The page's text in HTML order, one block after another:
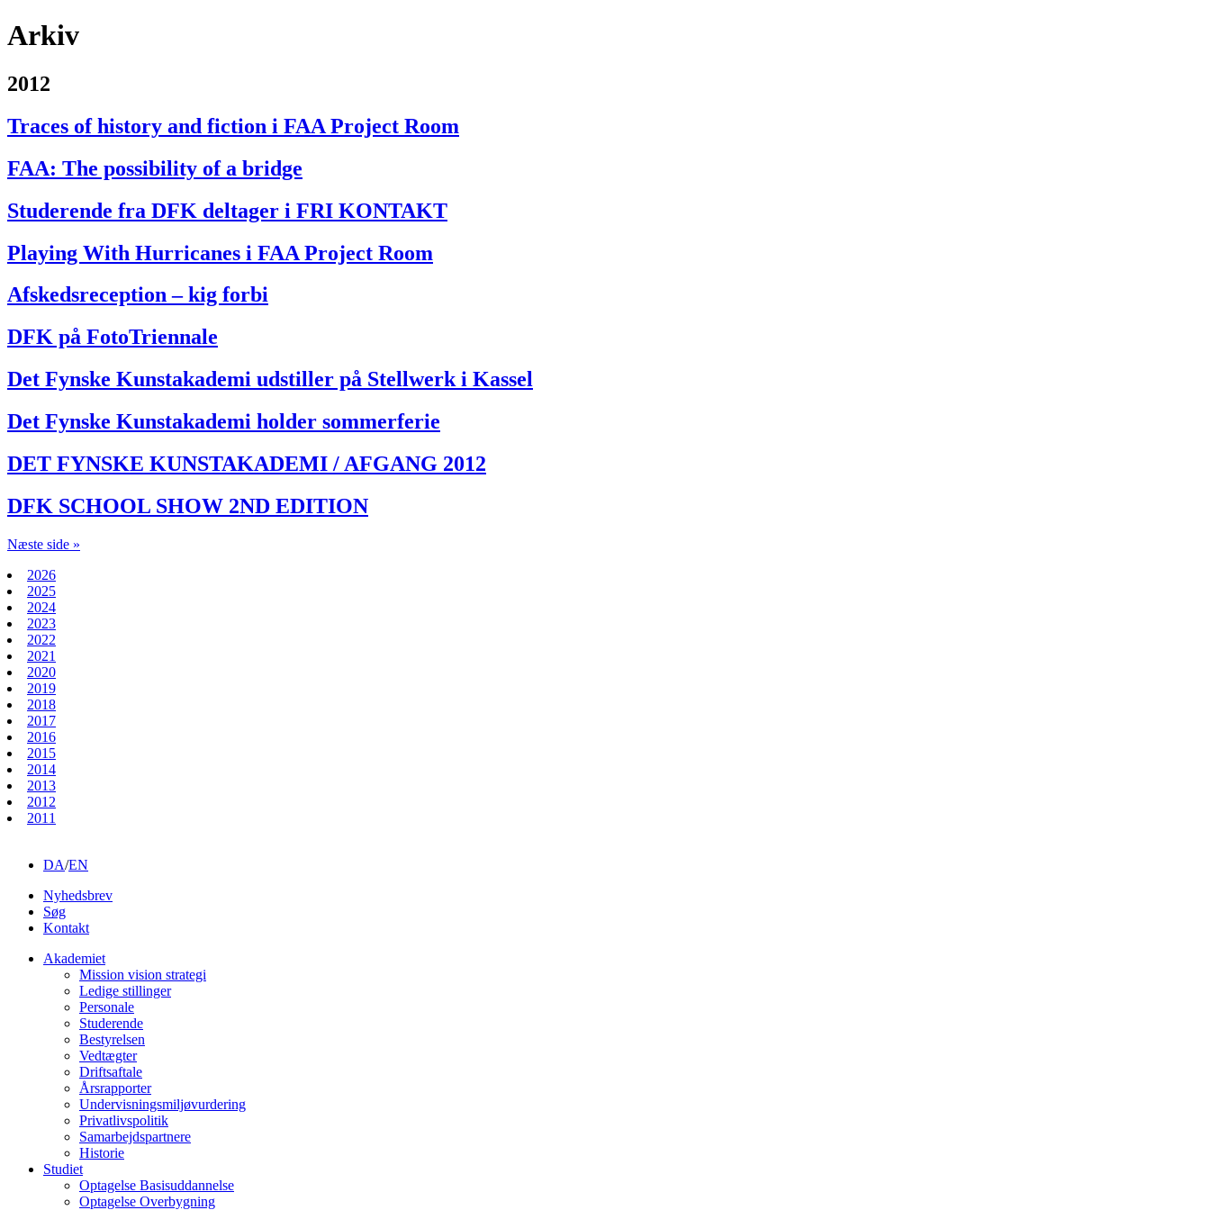
Arkiv
2012
Traces of history and fiction i FAA Project Room
FAA: The possibility of a bridge
Studerende fra DFK deltager i FRI KONTAKT
Playing With Hurricanes i FAA Project Room
Afskedsreception – kig forbi
DFK på FotoTriennale
Det Fynske Kunstakademi udstiller på Stellwerk i Kassel
Det Fynske Kunstakademi holder sommerferie
DET FYNSKE KUNSTAKADEMI / AFGANG 2012
DFK SCHOOL SHOW 2ND EDITION
Næste side »
2026
2025
2024
2023
2022
2021
2020
2019
2018
2017
2016
2015
2014
2013
2012
2011
DA/EN
Nyhedsbrev
Søg
Kontakt
Akademiet
Mission vision strategi
Ledige stillinger
Personale
Studerende
Bestyrelsen
Vedtægter
Driftsaftale
Årsrapporter
Undervisningsmiljøvurdering
Privatlivspolitik
Samarbejdspartnere
Historie
Studiet
Optagelse Basisuddannelse
Optagelse Overbygning